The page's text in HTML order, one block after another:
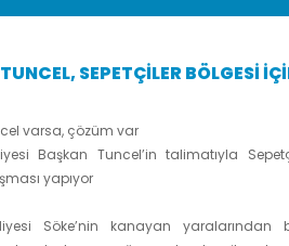
SEPETÇILER BÖLGESI
varsa, çözüm var
Başkan Tuncel’in talimatıyla
yapıyor
Söke’nin kanayan yaralarından